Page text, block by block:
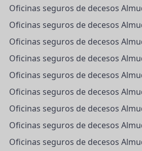
Oficinas seguros de decesos
Oficinas seguros de decesos
Oficinas seguros de decesos
Oficinas seguros de decesos
Oficinas seguros de decesos
Oficinas seguros de decesos
Oficinas seguros de decesos
Oficinas seguros de decesos
Oficinas seguros de decesos